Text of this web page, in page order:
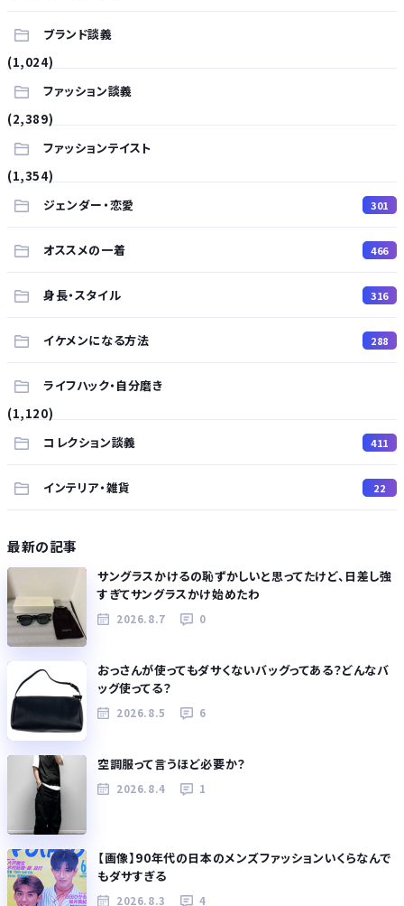
ブランド談義
(1,024)
ファッション談義
(2,389)
ファッションテイスト
(1,354)
ジェンダー・恋愛
301
オススメの一着 466
身長・スタイル 316
イケメンになる方法 288
ライフハック・自分磨き
(1,120)
コレクション談義
411
インテリア・雑貨 22
最新の記事
サングラスかけるの恥ずかしいと思ってたけど、日差し強
すぎてサングラスかけ始めたわ
2026.8.7 0
おっさんが使ってもダサくないバッグってある？どんなバ
ッグ使ってる？
2026.8.5 6
空調服って言うほど必要か？
2026.8.4 1
【画像】90年代の日本のメンズファッションいくらなんで
もダサすぎる
2026.8.3 4